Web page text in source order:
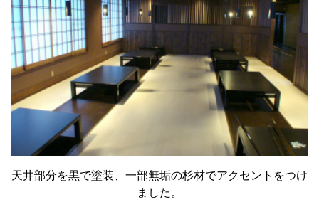
天井部分を黒で塗装、一部無垢の杉材でアクセントをつけ
ました。